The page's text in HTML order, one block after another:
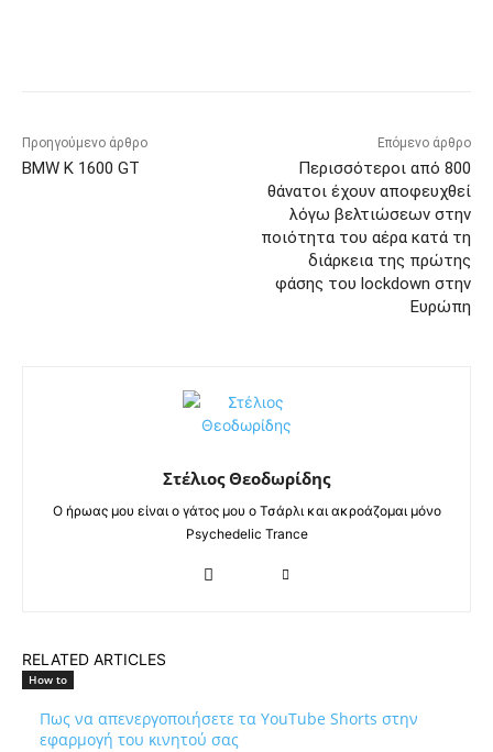
Προηγούμενο άρθρο
BMW K 1600 GT
Επόμενο άρθρο
Περισσότεροι από 800
θάνατοι έχουν αποφευχθεί
λόγω βελτιώσεων στην
ποιότητα του αέρα κατά τη
διάρκεια της πρώτης
φάσης του lockdown στην
Ευρώπη
Στέλιος Θεοδωρίδης
Ο ήρωας μου είναι ο γάτος μου ο Τσάρλι και ακροάζομαι μόνο
Psychedelic Trance
RELATED ARTICLES
How to
Πως να απενεργοποιήσετε τα YouTube Shorts στην
εφαρμογή του κινητού σας